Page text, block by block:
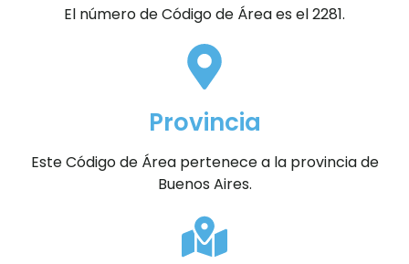
El número de Código de Área es el 2281.
Provincia
Este Código de Área pertenece a la provincia de
Buenos Aires.